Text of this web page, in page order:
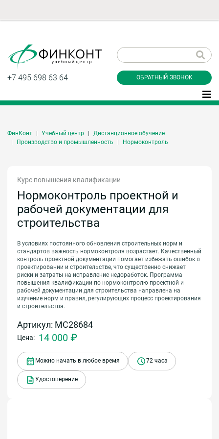
+7 495 698 63 64 ОБРАТНЫЙ ЗВОНОК
ФинКонт Учебный центр
Дистанционное обучение
Производство и промышленность
Нормоконтроль
Курс повышения квалификации
Нормоконтроль проектной и
рабочей документации для
строительства
В условиях постоянного обновления строительных норм и
стандартов важность нормоконтроля возрастает. Качественный
контроль проектной документации помогает избежать ошибок в
проектировании и строительстве, что существенно снижает
риски и затраты на исправление недоработок. Программа
повышения квалификации по нормоконтролю проектной и
рабочей документации для строительства направлена на
изучение норм и правил, регулирующих процесс проектирования
и строительства.
Артикул: МС28684
Цена: 14 000 ₽
Можно начать в любое время 72 часа
Удостоверение
звонок
Даю согласие на обработку персональных
данные и соглашаюсь сполитикой
Заказать